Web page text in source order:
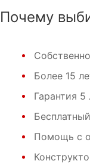
Почему
Более 15
Гарантия 5
Помощь с